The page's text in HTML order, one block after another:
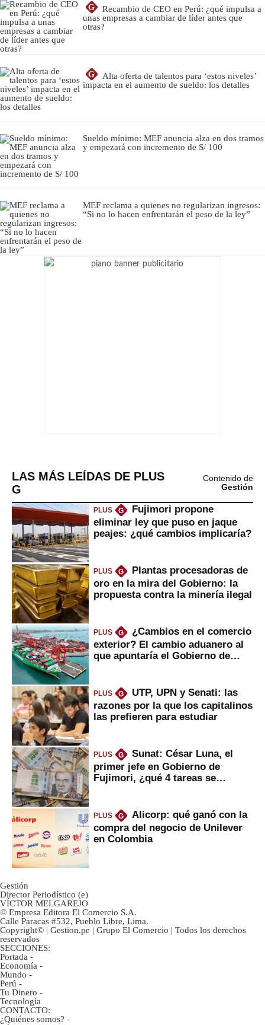
G
Recambio de CEO en Perú: ¿qué impulsa a
unas empresas a cambiar de líder antes que
otras?
G
Alta oferta de talentos para ‘estos niveles’
impacta en el aumento de sueldo: los detalles
Sueldo mínimo: MEF anuncia alza en dos tramos
y empezará con incremento de S/ 100
MEF reclama a quienes no regularizan ingresos:
“Si no lo hacen enfrentarán el peso de la ley”
LAS MÁS LEÍDAS DE PLUS
G
Contenido de
Gestión
PLUS G
Fujimori propone
eliminar ley que puso en jaque
peajes: ¿qué cambios implicaría?
PLUS G
Plantas procesadoras de
oro en la mira del Gobierno: la
propuesta contra la minería ilegal
PLUS G
¿Cambios en el comercio
exterior? El cambio aduanero al
que apuntaría el Gobierno de
PLUS G
UTP, UPN y Senati: las
razones por la que los capitalinos
las prefieren para estudiar
PLUS G
Sunat: César Luna, el
primer jefe en Gobierno de
Fujimori, ¿qué 4 tareas se
PLUS G
Alicorp: qué ganó con la
compra del negocio de Unilever
en Colombia
Gestión
Director Periodístico (e)
VÍCTOR MELGAREJO
© Empresa Editora El Comercio S.A.
Calle Paracas #532, Pueblo Libre, Lima.
Copyright© | Gestion.pe | Grupo El Comercio | Todos los derechos
reservados
SECCIONES:
Portada -
Economía -
Mundo -
Perú -
Tu Dinero -
Tecnología
CONTACTO:
¿Quiénes somos? -